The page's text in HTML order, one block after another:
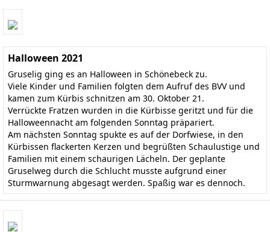
Halloween 2021
Gruselig ging es an Halloween in Schönebeck zu.
Viele Kinder und Familien folgten dem Aufruf des BVV und
kamen zum Kürbis schnitzen am 30. Oktober 21.
Verrückte Fratzen wurden in die Kürbisse geritzt und für die
Halloweennacht am folgenden Sonntag präpariert.
Am nächsten Sonntag spukte es auf der Dorfwiese, in den
Kürbissen flackerten Kerzen und begrüßten Schaulustige und
Familien mit einem schaurigen Lächeln. Der geplante
Gruselweg durch die Schlucht musste aufgrund einer
Sturmwarnung abgesagt werden. Spaßig war es dennoch.